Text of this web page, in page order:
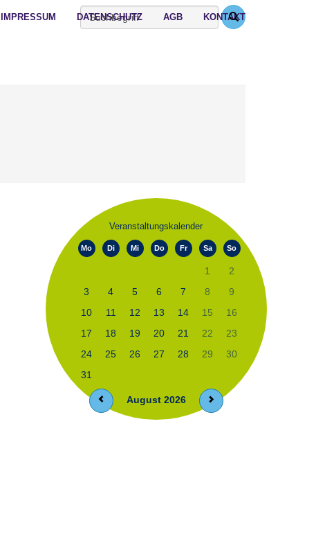
IMPRESSUM DATENSCHUTZ AGB KONTAKT
Veranstaltungskalender
Mo Di Mi Do Fr Sa So
1
2
3
4 5 6 7 8
9
10
11 12 13 14 15
16
17
18 19 20 21 22
23
24
25 26 27 28 29
30
31
August 2026